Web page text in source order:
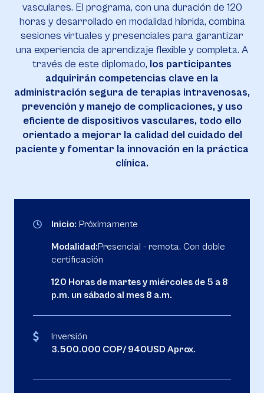
vasculares. El programa, con una duración de 120
horas y desarrollado en modalidad híbrida, combina
sesiones virtuales y presenciales para garantizar
una experiencia de aprendizaje flexible y completa. A
través de este diplomado, los participantes
adquirirán competencias clave en la
administración segura de terapias intravenosas,
prevención y manejo de complicaciones, y uso
eficiente de dispositivos vasculares, todo ello
orientado a mejorar la calidad del cuidado del
paciente y fomentar la innovación en la práctica
clínica.
Inicio: Próximamente
Modalidad:Presencial - remota. Con doble
certificación
120 Horas de martes y miércoles de 5 a 8
p.m. un sábado al mes 8 a.m.
Inversión
3.500.000 COP/ 940USD Aprox.